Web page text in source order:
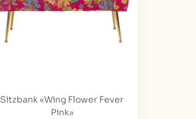
Sitzbank «Wing Flower Fever
Pink»